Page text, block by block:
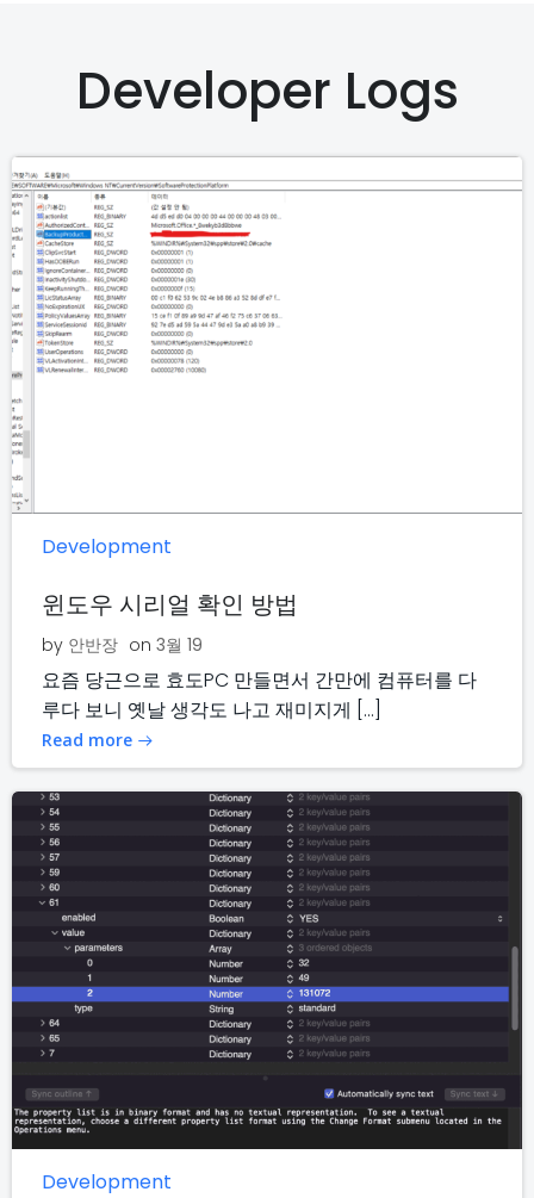
Developer Logs
Development
윈도우 시리얼 확인 방법
by 안반장 on 3월 19
요즘 당근으로 효도PC 만들면서 간만에 컴퓨터를 다
루다 보니 옛날 생각도 나고 재미지게 […]
Read more
Development